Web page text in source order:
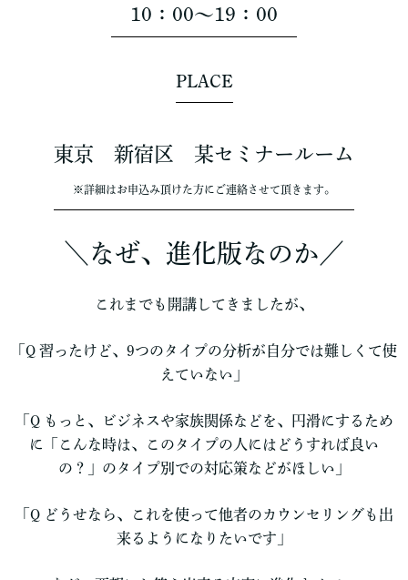
10：00～19：00
PLACE
東京 新宿区 某セミナールーム
※詳細はお申込み頂けた方にご連絡させて頂きます。
＼なぜ、進化版なのか／
これまでも開講してきましたが、
「Q 習ったけど、9つのタイプの分析が自分では難しくて使
えていない」
「Q もっと、ビジネスや家族関係などを、円滑にするため
に「こんな時は、このタイプの人にはどうすれば良い
の？」のタイプ別での対応策などがほしい」
「Q どうせなら、これを使って他者のカウンセリングも出
来るようになりたいです」